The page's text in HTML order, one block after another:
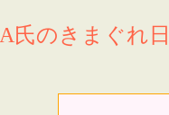
A氏のきまぐれ